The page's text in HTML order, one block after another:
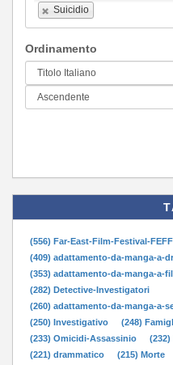
Suicidio
Ordinamento
(556) Far-East-Film-Festival-FEFF
(409) adattamento-da-manga-a-
(353) adattamento-da-manga-a-
(282) Detective-Investigatori
(260) adattamento-da-manga-a-
(250) Investigativo
(248)
(233) Omicidi-Assassinio
(221) drammatico
(215) Morte